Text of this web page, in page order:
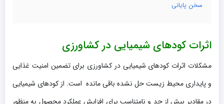
سخن پایانی
اثرات کودهای شیمیایی در کشاورزی
مشکلات اثرات کودهای شیمیایی در کشاورزی برای تضمین امنیت غذایی
و پایداری محیط زیست حل نشده باقی مانده است. از کودهای شیمیایی
در مقادیر بیش از حد و نامتناسب برای افزایش عملکرد محصول به منظور